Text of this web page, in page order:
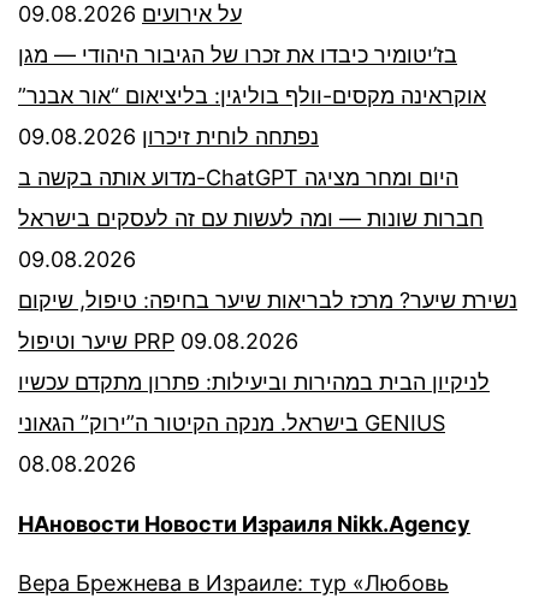
על אירועים 09.08.2026
בז’יטומיר כיבדו את זכרו של הגיבור היהודי — מגן
אוקראינה מקסים-וולף בוליגין: בליציאום “אור אבנר”
נפתחה לוחית זיכרון 09.08.2026
מדוע אותה בקשה ב-ChatGPT היום ומחר מציגה
חברות שונות — ומה לעשות עם זה לעסקים בישראל
09.08.2026
נשירת שיער? מרכז לבריאות שיער בחיפה: טיפול, שיקום
שיער וטיפול PRP 09.08.2026
לניקיון הבית במהירות וביעילות: פתרון מתקדם עכשיו
בישראל. מנקה הקיטור ה”ירוק” הגאוני GENIUS
08.08.2026
НАновости Новости Израиля Nikk.Agency
Вера Брежнева в Израиле: тур «Любовь